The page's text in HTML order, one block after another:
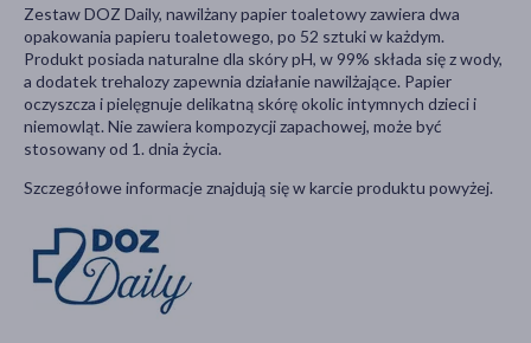
Zestaw DOZ Daily, nawilżany papier toaletowy zawiera dwa
opakowania papieru toaletowego, po 52 sztuki w każdym.
Produkt posiada naturalne dla skóry pH, w 99% składa się z wody,
a dodatek trehalozy zapewnia działanie nawilżające. Papier
oczyszcza i pielęgnuje delikatną skórę okolic intymnych dzieci i
niemowląt. Nie zawiera kompozycji zapachowej, może być
stosowany od 1. dnia życia.
Szczegółowe informacje znajdują się w karcie produktu powyżej.